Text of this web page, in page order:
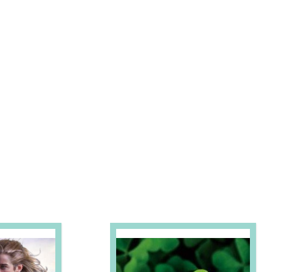
E PROMOÇÕES